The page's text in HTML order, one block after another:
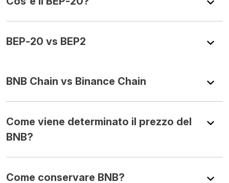
BEP-20 vs BEP2
BNB Chain vs Binance Chain
Come viene determinato il prezzo del
BNB?
Come conservare BNB?